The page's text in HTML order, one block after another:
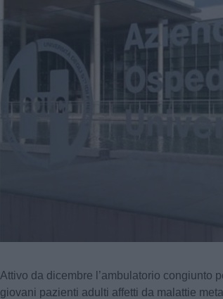
Attivo da dicembre l’ambulatorio congiunto
giovani pazienti adulti affetti da malattie